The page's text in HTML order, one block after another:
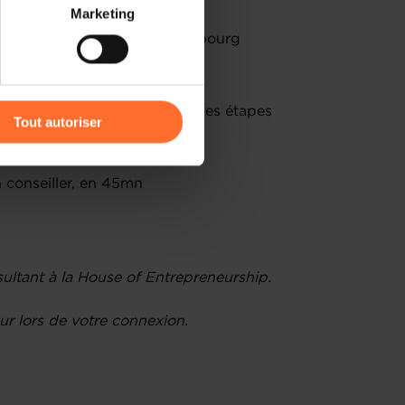
sur les réseaux
être affectées en
protection des données
Marketing
Tout autoriser
entrepreneurs au Luxembourg
d’établissement et les étapes
conseiller, en 45mn
à la House of Entrepreneurship.
lors de votre connexion.